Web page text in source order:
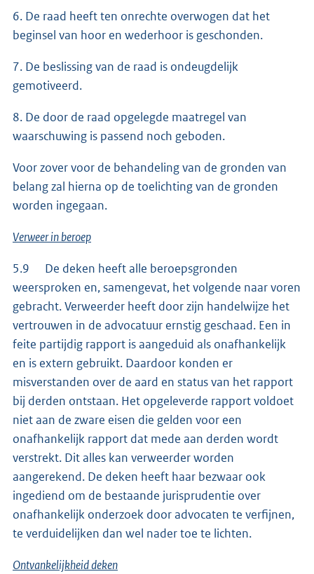
6. De raad heeft ten onrechte overwogen dat het
beginsel van hoor en wederhoor is geschonden.
7. De beslissing van de raad is ondeugdelijk
gemotiveerd.
8. De door de raad opgelegde maatregel van
waarschuwing is passend noch geboden.
Voor zover voor de behandeling van de gronden van
belang zal hierna op de toelichting van de gronden
worden ingegaan.
Verweer in beroep
5.9 De deken heeft alle beroepsgronden
weersproken en, samengevat, het volgende naar voren
gebracht. Verweerder heeft door zijn handelwijze het
vertrouwen in de advocatuur ernstig geschaad. Een in
feite partijdig rapport is aangeduid als onafhankelijk
en is extern gebruikt. Daardoor konden er
misverstanden over de aard en status van het rapport
bij derden ontstaan. Het opgeleverde rapport voldoet
niet aan de zware eisen die gelden voor een
onafhankelijk rapport dat mede aan derden wordt
verstrekt. Dit alles kan verweerder worden
aangerekend. De deken heeft haar bezwaar ook
ingediend om de bestaande jurisprudentie over
onafhankelijk onderzoek door advocaten te verfijnen,
te verduidelijken dan wel nader toe te lichten.
Ontvankelijkheid deken